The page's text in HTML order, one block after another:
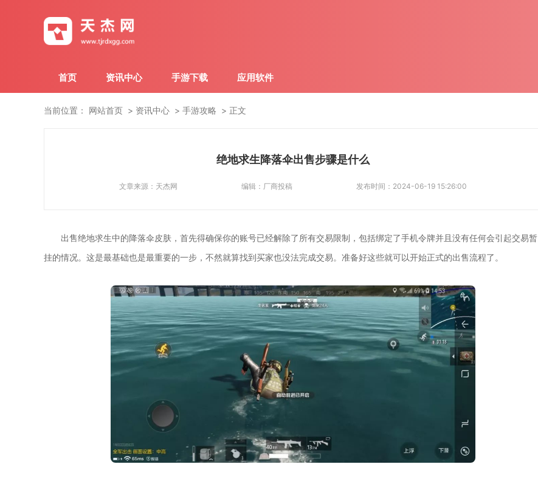
首页 资讯中心 手游下载 应用软件
当前位置： 网站首页 资讯中心 手游攻略 正文
绝地求生降落伞出售步骤是什么
文章来源： 天杰网 编辑： 厂商投稿 发布时间： 2024-06-19 15:26:00
出售绝地求生中的降落伞皮肤，首先得确保你的账号已经解除了所有交易限制，包括绑定了手机令牌并且没有任何会引起交易暂
挂的情况。这是最基础也是最重要的一步，不然就算找到买家也没法完成交易。准备好这些就可以开始正式的出售流程了。